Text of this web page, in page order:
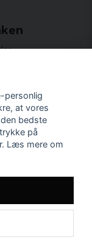
personlig
at vores
bedste
på
Læs mere om